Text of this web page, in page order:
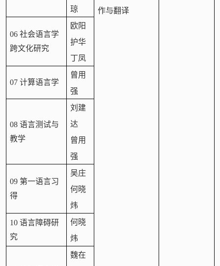
作与翻译
琼
06 社会语言学
跨文化研究
欧阳
护华
丁凤
07 计算语言学
曾用
强
08 语言测试与
教学
刘建
达
曾用
强
09 第一语言习
得
吴庄
何晓
炜
10 语言障碍研
究
何晓
炜
魏在